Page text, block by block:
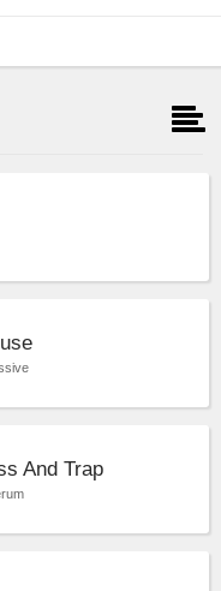
And Trap